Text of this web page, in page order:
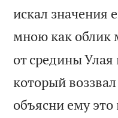
искал значения
мною как облик
от средины Улая
который
объясни ему